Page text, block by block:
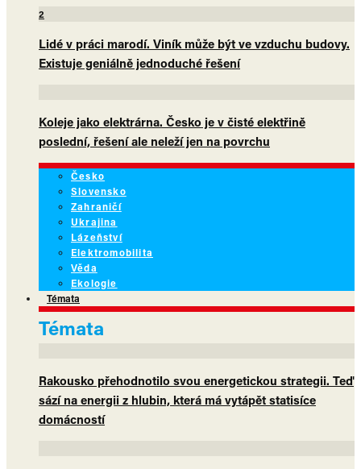
2
Lidé v práci marodí. Viník může být ve vzduchu budovy.
Existuje geniálně jednoduché řešení
Koleje jako elektrárna. Česko je v čisté elektřině
poslední, řešení ale neleží jen na povrchu
Česko
Slovensko
Zahraničí
Ukrajina
Lázeňství
Elektromobilita
Věda
Ekologie
Témata
Témata
Rakousko přehodnotilo svou energetickou strategii. Teď
sází na energii z hlubin, která má vytápět statisíce
domácností